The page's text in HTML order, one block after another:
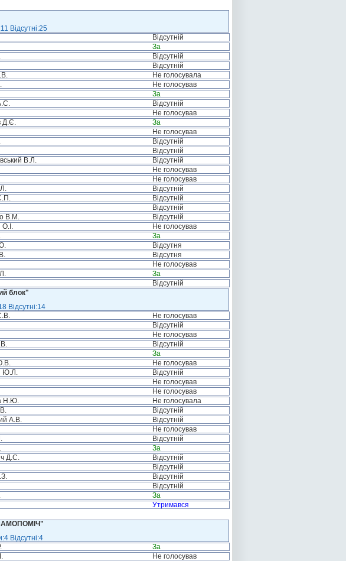
Відсутні:25
Відсутній
За
Відсутній
Відсутній
Не голосувала
Не голосував
За
Відсутній
Не голосував
Д.Є.
За
Не голосував
Відсутній
Відсутній
В.Л.
Відсутній
Не голосував
Не голосував
Відсутній
Відсутній
Відсутній
В.М.
Відсутній
О.І.
Не голосував
За
Відсутня
Відсутня
Не голосував
За
Відсутній
блок"
Відсутні:14
Не голосував
Відсутній
Не голосував
Відсутній
За
Не голосував
Ю.Л.
Відсутній
Не голосував
Не голосував
Н.Ю.
Не голосувала
Відсутній
А.В.
Відсутній
Не голосував
Відсутній
За
Д.С.
Відсутній
Відсутній
Відсутній
Відсутній
За
Утримався
Відсутні:4
За
Не голосував